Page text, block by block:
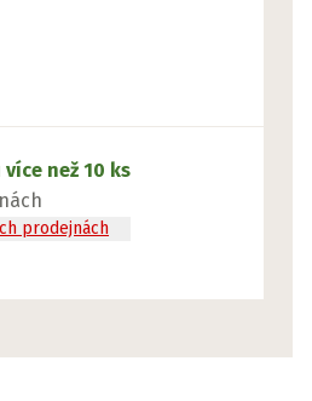
více než 10 ks
prodejnách